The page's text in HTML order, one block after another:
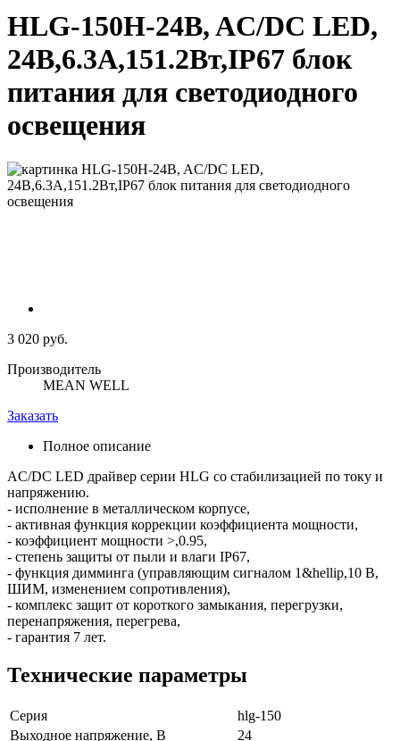
HLG-150H-24B, AC/DC LED,
24В,6.3А,151.2Вт,IP67 блок
питания для светодиодного
освещения
3 020 руб.
Производитель
MEAN WELL
Заказать
Полное описание
AC/DC LED драйвер серии HLG со стабилизацией по току и
напряжению.
- исполнение в металлическом корпусе,
- активная функция коррекции коэффициента мощности,
- коэффициент мощности >,0.95,
- степень защиты от пыли и влаги IP67,
- функция димминга (управляющим сигналом 1&hellip,10 В,
ШИМ, изменением сопротивления),
- комплекс защит от короткого замыкания, перегрузки,
перенапряжения, перегрева,
- гарантия 7 лет.
Технические параметры
Серия
hlg-150
Выходное напряжение, В
24